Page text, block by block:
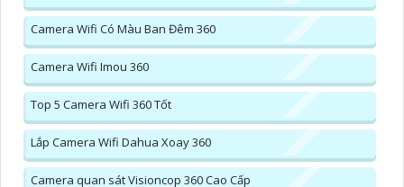
Camera Wifi Có Màu Ban Đêm 360
Camera Wifi Imou 360
Top 5 Camera Wifi 360 Tốt
Lắp Camera Wifi Dahua Xoay 360
Camera quan sát Visioncop 360 Cao Cấp